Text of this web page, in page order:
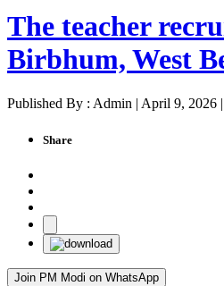
The teacher
Birbhum, West
Published By : Admin | April 9, 2026
Share
Join PM Modi on WhatsApp